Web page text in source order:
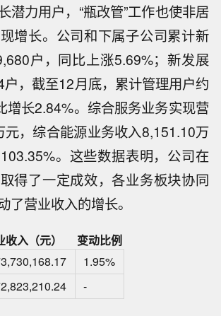
潜力用户，“瓶改管”工作也使非居
增长。公司和下属子公司累计新
户，同比上涨5.69%；新发展
，截至12月底，累计管理用户约
增长2.84%。综合服务业务实现营
元，综合能源业务收入8,151.10万
。这些数据表明，公司在
得了一定成效，各业务板块协同
了营业收入的增长。
收入（元）
变动比例
1.95%
-